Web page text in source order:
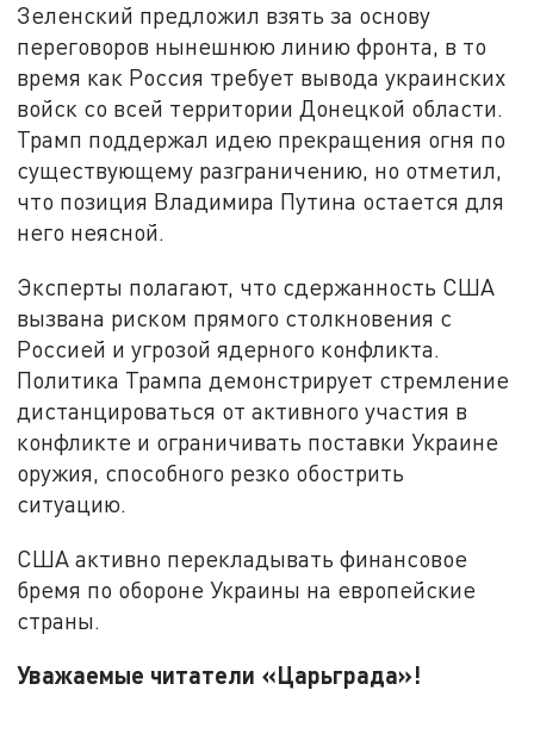
Зеленский предложил взять за основу
переговоров нынешнюю линию фронта, в то
время как Россия требует вывода украинских
войск со всей территории Донецкой области.
Трамп поддержал идею прекращения огня по
существующему разграничению, но отметил,
что позиция Владимира Путина остается для
него неясной.
Эксперты полагают, что сдержанность США
вызвана риском прямого столкновения с
Россией и угрозой ядерного конфликта.
Политика Трампа демонстрирует стремление
дистанцироваться от активного участия в
конфликте и ограничивать поставки Украине
оружия, способного резко обострить
ситуацию.
США активно перекладывать финансовое
бремя по обороне Украины на европейские
страны.
Уважаемые читатели «Царьграда»!